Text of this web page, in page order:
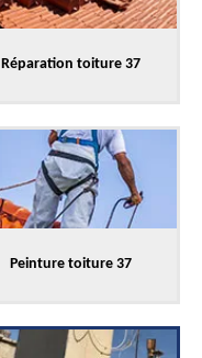
Réparation toiture 37
Peinture toiture 37